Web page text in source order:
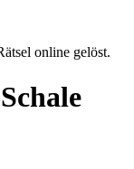
online gelöst.